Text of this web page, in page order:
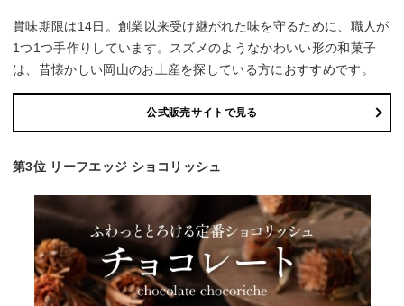
賞味期限は14日。創業以来受け継がれた味を守るために、職人が
1つ1つ手作りしています。スズメのようなかわいい形の和菓子
は、昔懐かしい岡山のお土産を探している方におすすめです。
公式販売サイトで見る
第3位 リーフエッジ ショコリッシュ